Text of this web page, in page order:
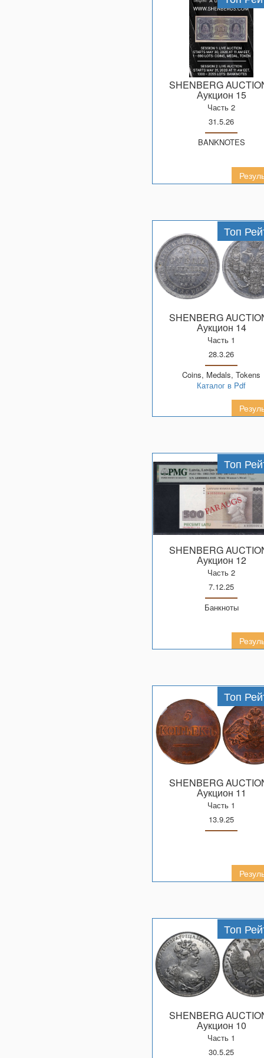
SHENBERG
Аукцион 15
Часть 2
31.5.26
BANKNOTES
Топ
SHENBERG
Аукцион 14
Часть 1
28.3.26
Coins, Medals, Tokens
Каталог в Pdf
Топ
SHENBERG
Аукцион 12
Часть 2
7.12.25
Банкноты
Топ
SHENBERG
Аукцион 11
Часть 1
13.9.25
Топ
SHENBERG
Аукцион 10
Часть 1
30.5.25